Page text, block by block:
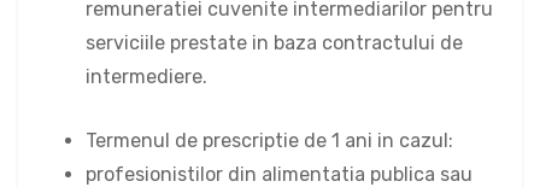
remuneratiei cuvenite intermediarilor pentru
serviciile prestate in baza contractului de
intermediere.
Termenul de prescriptie de 1 ani in cazul:
profesionistilor din alimentatia publica sau